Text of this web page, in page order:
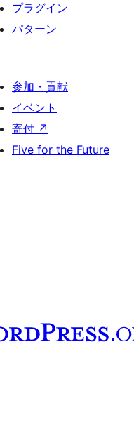
プラグイン
パターン
参加・貢献
イベント
寄付 ↗
Five for the Future